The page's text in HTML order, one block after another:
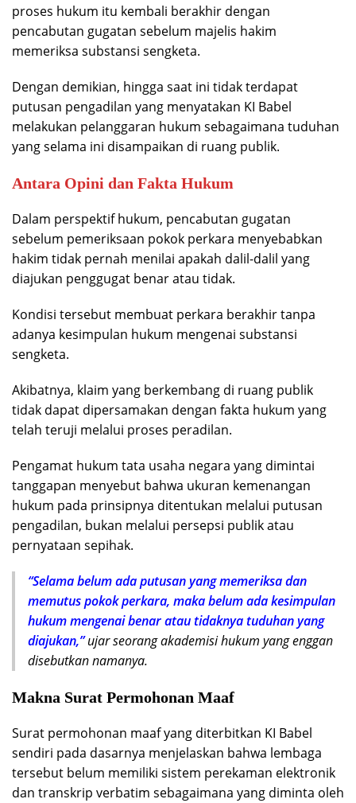
proses hukum itu kembali berakhir dengan
pencabutan gugatan sebelum majelis hakim
memeriksa substansi sengketa.
Dengan demikian, hingga saat ini tidak terdapat
putusan pengadilan yang menyatakan KI Babel
melakukan pelanggaran hukum sebagaimana tuduhan
yang selama ini disampaikan di ruang publik.
Antara Opini dan Fakta Hukum
Dalam perspektif hukum, pencabutan gugatan
sebelum pemeriksaan pokok perkara menyebabkan
hakim tidak pernah menilai apakah dalil-dalil yang
diajukan penggugat benar atau tidak.
Kondisi tersebut membuat perkara berakhir tanpa
adanya kesimpulan hukum mengenai substansi
sengketa.
Akibatnya, klaim yang berkembang di ruang publik
tidak dapat dipersamakan dengan fakta hukum yang
telah teruji melalui proses peradilan.
Pengamat hukum tata usaha negara yang dimintai
tanggapan menyebut bahwa ukuran kemenangan
hukum pada prinsipnya ditentukan melalui putusan
pengadilan, bukan melalui persepsi publik atau
pernyataan sepihak.
“Selama belum ada putusan yang memeriksa dan
memutus pokok perkara, maka belum ada kesimpulan
hukum mengenai benar atau tidaknya tuduhan yang
diajukan,” ujar seorang akademisi hukum yang enggan
disebutkan namanya.
Makna Surat Permohonan Maaf
Surat permohonan maaf yang diterbitkan KI Babel
sendiri pada dasarnya menjelaskan bahwa lembaga
tersebut belum memiliki sistem perekaman elektronik
dan transkrip verbatim sebagaimana yang diminta oleh